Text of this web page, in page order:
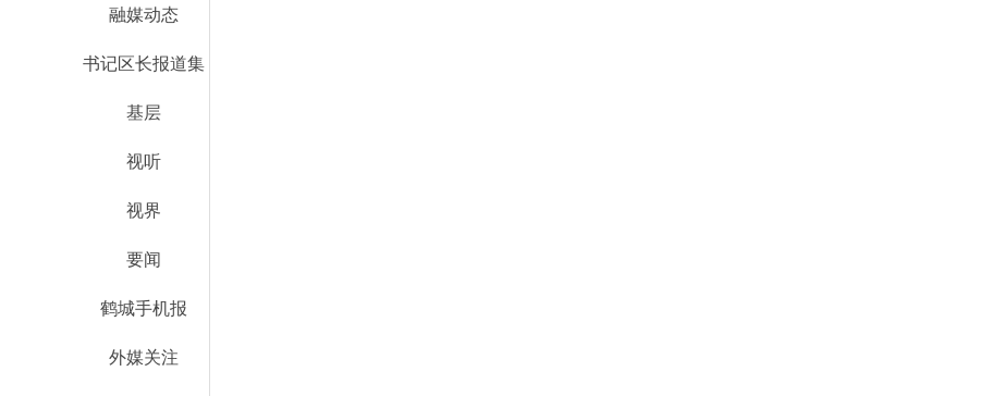
融媒动态
书记区长报道集
基层
视听
视界
要闻
鹤城手机报
外媒关注